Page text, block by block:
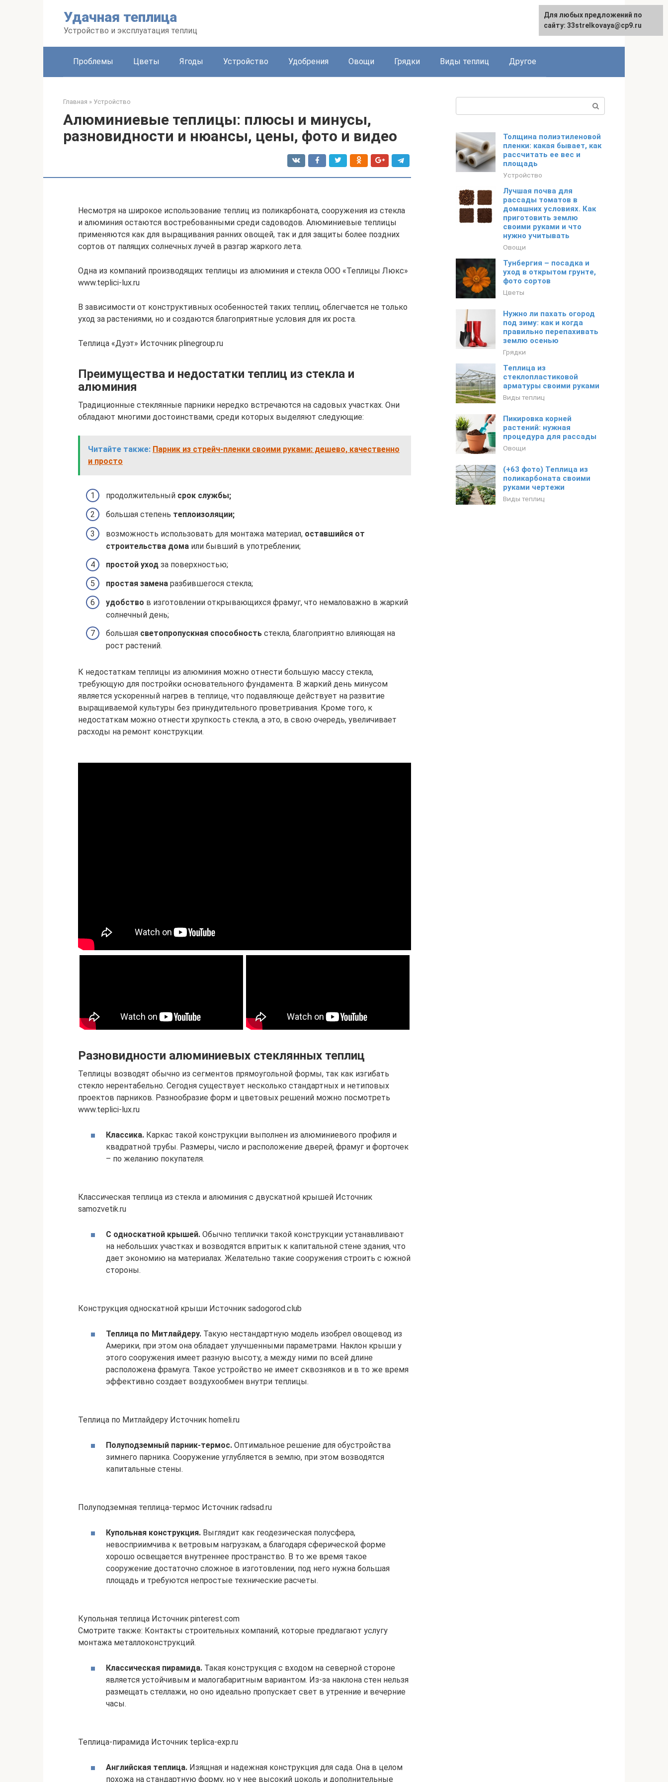
Удачная теплица
Устройство и эксплуатация теплиц
Проблемы Цветы Ягоды Устройство Удобрения Овощи Грядки Виды теплиц Другое
Главная » Устройство
Алюминиевые теплицы: плюсы и минусы,
разновидности и нюансы, цены, фото и видео
Несмотря на широкое использование теплиц из поликарбоната, сооружения из стекла
и алюминия остаются востребованными среди садоводов. Алюминиевые теплицы
применяются как для выращивания ранних овощей, так и для защиты более поздних
сортов от палящих солнечных лучей в разгар жаркого лета.
Одна из компаний производящих теплицы из алюминия и стекла ООО «Теплицы Люкс»
www.teplici-lux.ru
В зависимости от конструктивных особенностей таких теплиц, облегчается не только
уход за растениями, но и создаются благоприятные условия для их роста.
Теплица «Дуэт» Источник plinegroup.ru
Преимущества и недостатки теплиц из стекла и
алюминия
Традиционные стеклянные парники нередко встречаются на садовых участках. Они
обладают многими достоинствами, среди которых выделяют следующие:
Читайте также: Парник из стрейч-пленки своими руками: дешево, качественно
и просто
продолжительный срок службы;
большая степень теплоизоляции;
возможность использовать для монтажа материал, оставшийся от
строительства дома или бывший в употреблении;
простой уход за поверхностью;
простая замена разбившегося стекла;
удобство в изготовлении открывающихся фрамуг, что немаловажно в жаркий
солнечный день;
большая светопропускная способность стекла, благоприятно влияющая на
рост растений.
К недостаткам теплицы из алюминия можно отнести большую массу стекла,
требующую для постройки основательного фундамента. В жаркий день минусом
является ускоренный нагрев в теплице, что подавляюще действует на развитие
выращиваемой культуры без принудительного проветривания. Кроме того, к
недостаткам можно отнести хрупкость стекла, а это, в свою очередь, увеличивает
расходы на ремонт конструкции.
Разновидности алюминиевых стеклянных теплиц
Теплицы возводят обычно из сегментов прямоугольной формы, так как изгибать
стекло нерентабельно. Сегодня существует несколько стандартных и нетиповых
проектов парников. Разнообразие форм и цветовых решений можно посмотреть
www.teplici-lux.ru
Классика. Каркас такой конструкции выполнен из алюминиевого профиля и
квадратной трубы. Размеры, число и расположение дверей, фрамуг и форточек
– по желанию покупателя.
Классическая теплица из стекла и алюминия с двускатной крышей Источник
samozvetik.ru
С односкатной крышей. Обычно теплички такой конструкции устанавливают
на небольших участках и возводятся впритык к капитальной стене здания, что
дает экономию на материалах. Желательно такие сооружения строить с южной
стороны.
Конструкция односкатной крыши Источник sadogorod.club
Теплица по Митлайдеру. Такую нестандартную модель изобрел овощевод из
Америки, при этом она обладает улучшенными параметрами. Наклон крыши у
этого сооружения имеет разную высоту, а между ними по всей длине
расположена фрамуга. Такое устройство не имеет сквозняков и в то же время
эффективно создает воздухообмен внутри теплицы.
Теплица по Митлайдеру Источник homeli.ru
Полуподземный парник-термос. Оптимальное решение для обустройства
зимнего парника. Сооружение углубляется в землю, при этом возводятся
капитальные стены.
Полуподземная теплица-термос Источник radsad.ru
Купольная конструкция. Выглядит как геодезическая полусфера,
невосприимчива к ветровым нагрузкам, а благодаря сферической форме
хорошо освещается внутреннее пространство. В то же время такое
сооружение достаточно сложное в изготовлении, под него нужна большая
площадь и требуются непростые технические расчеты.
Купольная теплица Источник pinterest.com
Смотрите также: Контакты строительных компаний, которые предлагают услугу
монтажа металлоконструкций.
Классическая пирамида. Такая конструкция с входом на северной стороне
является устойчивым и малогабаритным вариантом. Из-за наклона стен нельзя
размещать стеллажи, но оно идеально пропускает свет в утренние и вечерние
часы.
Теплица-пирамида Источник teplica-exp.ru
Английская теплица. Изящная и надежная конструкция для сада. Она в целом
похожа на стандартную форму, но у нее высокий цоколь и дополнительные
Толщина полиэтиленовой
пленки: какая бывает, как
рассчитать ее вес и
площадь
Устройство
Лучшая почва для
рассады томатов в
домашних условиях. Как
приготовить землю
своими руками и что
нужно учитывать
Овощи
Тунбергия – посадка и
уход в открытом грунте,
фото сортов
Цветы
Нужно ли пахать огород
под зиму: как и когда
правильно перепахивать
землю осенью
Грядки
Теплица из
стеклопластиковой
арматуры своими руками
Виды теплиц
Пикировка корней
растений: нужная
процедура для рассады
Овощи
(+63 фото) Теплица из
поликарбоната своими
руками чертежи
Виды теплиц
Для любых предложений по
сайту: 33strelkovaya@cp9.ru